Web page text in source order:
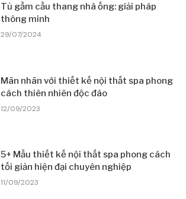
Tủ gầm cầu thang nhà ống: giải pháp
thông minh
29/07/2024
Mãn nhãn với thiết kế nội thất spa phong
cách thiên nhiên độc đáo
12/09/2023
5+ Mẫu thiết kế nội thất spa phong cách
tối giản hiện đại chuyên nghiệp
11/09/2023